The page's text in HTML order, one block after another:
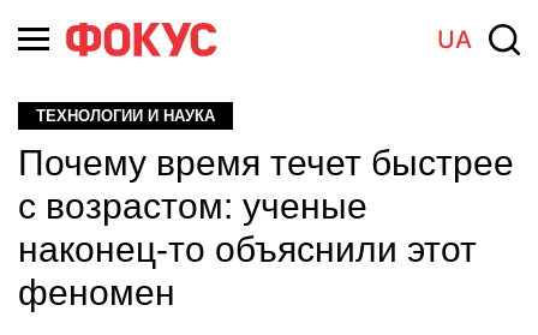
UA
ТЕХНОЛОГИИ И НАУКА
Почему время течет быстрее
с возрастом: ученые
наконец-то объяснили этот
феномен